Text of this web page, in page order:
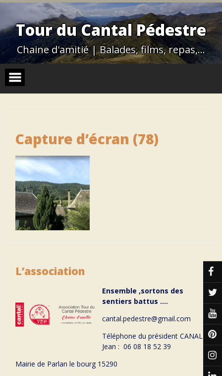
Skip
contentTour du Cantal Pédestre
Chaine d'amitié | Balades, films, repas,…
Capture d’écran (78)
L’association
Ensemble ,sortons des
sentiers battus ….
cantal.pedestre@gmail.com
Téléphone du président CANAL
Jean : 06 08 18 52 39
Mairie de Parlan le bourg 15290